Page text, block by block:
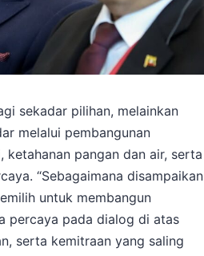
sekadar pilihan, melainkan
melalui pembangunan
pangan dan air, serta
“Sebagaimana disampaikan
untuk membangun
percaya pada dialog di atas
serta kemitraan yang saling